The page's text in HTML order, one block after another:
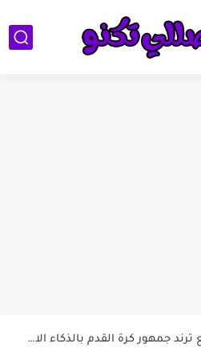
كيف تصنع ترند جمهور كرة القدم بالذكاء الاصطناعي وتظهر داخل...